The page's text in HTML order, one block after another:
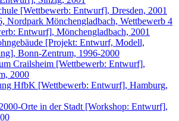
[Wettbewerb: Entwurf], Dresden, 2001
Nordpark Mönchengladbach, Wettbewerb 4
Entwurf], Mönchengladbach, 2001
[Projekt: Entwurf, Modell,
Bonn-Zentrum, 1996-2000
Crailsheim [Wettbewerb: Entwurf],
2000
HfbK [Wettbewerb: Entwurf], Hamburg,
Orte in der Stadt [Workshop: Entwurf],